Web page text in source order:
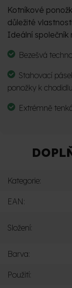
Kotníkové
důležité
Ideální společník
Bezešvá
Stahovací
ponožky k chodidlu
Extrémně
Kategorie:
EAN:
Složení:
Barva:
Použití: